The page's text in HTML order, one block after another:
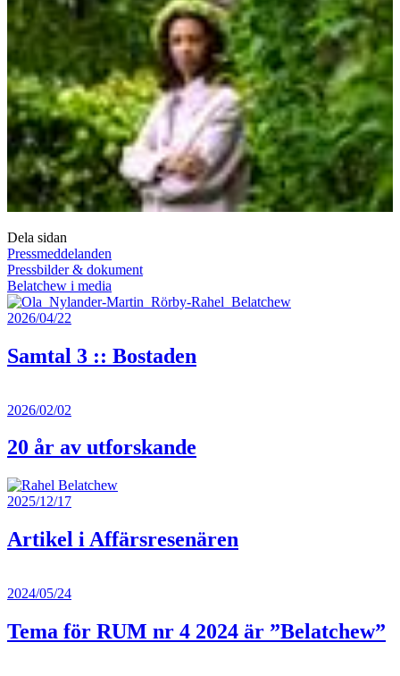
Dela sidan
Pressmeddelanden
Pressbilder & dokument
Belatchew i media
2026/04/22
Samtal 3 :: Bostaden
2026/02/02
20 år av utforskande
2025/12/17
Artikel i Affärsresenären
2024/05/24
Tema för RUM nr 4 2024 är ”Belatchew”